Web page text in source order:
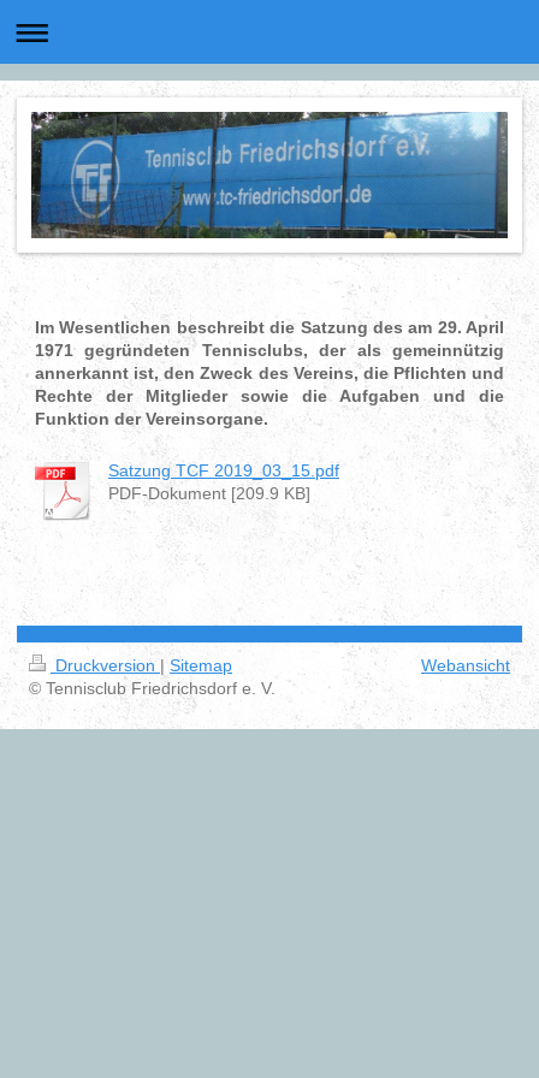
Im Wesentlichen beschreibt die Satzung des am 29. April
1971 gegründeten Tennisclubs, der als gemeinnützig
annerkannt ist, den Zweck des Vereins, die Pflichten und
Rechte der Mitglieder sowie die Aufgaben und die
Funktion der Vereinsorgane.
Satzung TCF 2019_03_15.pdf
PDF-Dokument [209.9 KB]
Druckversion | Sitemap
© Tennisclub Friedrichsdorf e. V.
Webansicht